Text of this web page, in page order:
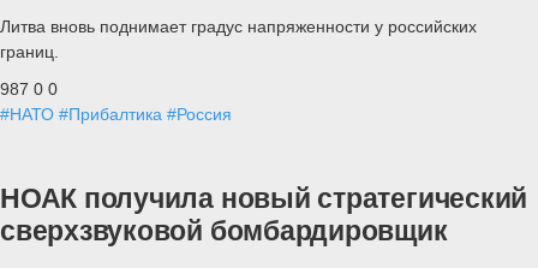
Литва вновь поднимает градус напряженности у российских
границ.
987 0 0
#НАТО #Прибалтика #Россия
НОАК получила новый стратегический
сверхзвуковой бомбардировщик